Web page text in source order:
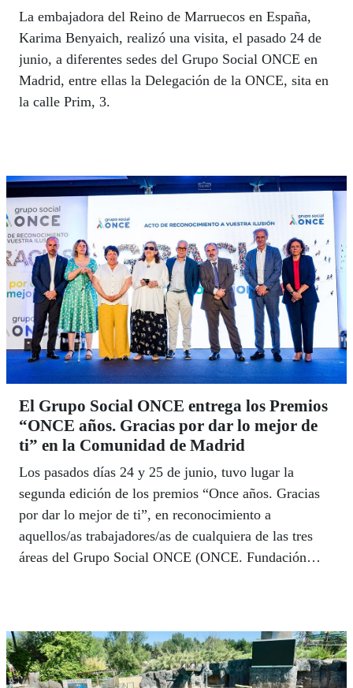
La embajadora del Reino de Marruecos en España,
Karima Benyaich, realizó una visita, el pasado 24 de
junio, a diferentes sedes del Grupo Social ONCE en
Madrid, entre ellas la Delegación de la ONCE, sita en
la calle Prim, 3.
El Grupo Social ONCE entrega los Premios
“ONCE años. Gracias por dar lo mejor de
ti” en la Comunidad de Madrid
Los pasados días 24 y 25 de junio, tuvo lugar la
segunda edición de los premios “Once años. Gracias
por dar lo mejor de ti”, en reconocimiento a
aquellos/as trabajadores/as de cualquiera de las tres
áreas del Grupo Social ONCE (ONCE. Fundación